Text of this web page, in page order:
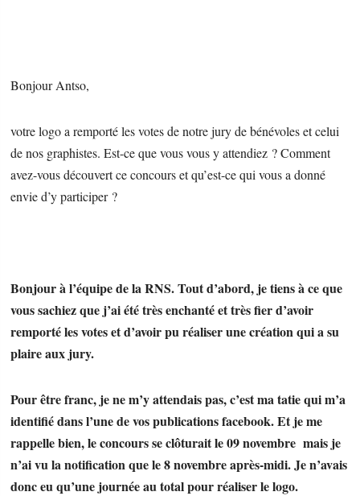
Bonjour Antso,
votre logo a remporté les votes de notre jury de bénévoles et celui
de nos graphistes. Est-ce que vous vous y attendiez ? Comment
avez-vous découvert ce concours et qu’est-ce qui vous a donné
envie d’y participer ?
Bonjour à l’équipe de la RNS. Tout d’abord, je tiens à ce que
vous sachiez que j’ai été très enchanté et très fier d’avoir
remporté les votes et d’avoir pu réaliser une création qui a su
plaire aux jury.
Pour être franc, je ne m’y attendais pas, c’est ma tatie qui m’a
identifié dans l’une de vos publications facebook. Et je me
rappelle bien, le concours se clôturait le 09 novembre mais je
n’ai vu la notification que le 8 novembre après-midi. Je n’avais
donc eu qu’une journée au total pour réaliser le logo.